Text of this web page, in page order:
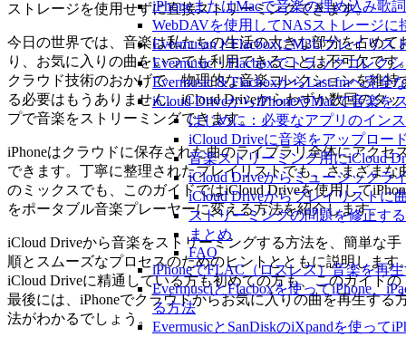
iPhoneまたはMacで音楽の埋め込み歌
WebDAVを使用してNASストレージに
EvermusanドFlacboxにM3Uプレイリ
Evermusic・Flacboxでトラックコレク
Evermusic & FlacboxからLast.fmへ完
iCloud DriveからiPhoneやMacで音楽を
はじめに：必要なアプリのイン
iCloud Driveに音楽をアップロー
音楽ストリーミング用にiCloud
iCloud Driveからミュージックラ
iCloud Driveからプレイリストに
ストリーミングの問題を修正する
まとめ
FAQ
iPhoneでFLAC（ロスレス）音楽を再
EvermusciとFlacboxを使ってiPhone、
る方法
EvermusicとSanDiskのiXpandを使っ
ストレージを使用せずに直接ストリーミングできます。
今日の世界では、音楽は私たちの生活の大きな部分を占めて
り、お気に入りの曲をいつでも利用できることは不可欠です
クラウド技術のおかげで、物理的な音楽コレクションを維持
る必要はもうありません。iCloud Driveからわずか数回のタッ
プで音楽をストリーミングできます。
iPhoneはクラウドに保存された曲のライブラリ全体にアクセ
できます。丁寧に整理されたプレイリストでも、さまざまな
のミックスでも、このガイドではiCloud Driveを使用して
をポータブル音楽プレーヤーに変える方法を紹介します。
iCloud Driveから音楽をストリーミングする方法を、簡単な手
順とスムーズなプロセスのためのヒントとともに説明します
iCloud Driveに精通している方も初めての方も、このガイドの
最後には、iPhoneでクラウドからお気に入りの曲を再生する
法がわかるでしょう。